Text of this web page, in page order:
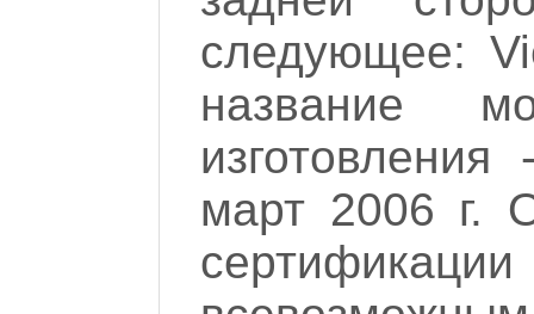
следующее:
название
март 2006 г.